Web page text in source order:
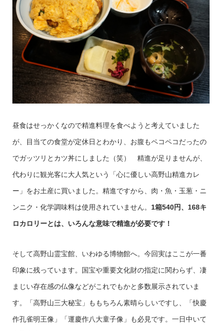
昼食はせっかくなので精進料理を食べようと考えていました
が、目当ての食堂が定休日とわかり、お腹もペコペコだったの
でガッツリとカツ丼にしました（笑） 精進が足りませんが、
代わりに観光客に大人気という「心に優しい高野山精進カレ
ー」をお土産に買いました。精進ですから、肉・魚・玉葱・ニ
ンニク・化学調味料は使用されていません。 1箱540円、168キ
ロカロリーとは、いろんな意味で精進が必要です！
そして高野山霊宝館、いわゆる博物館へ。今回実はここが一番
印象に残っています。国宝や重要文化財の指定に関わらず、凄
まじい存在感の仏像などがこれでもかと多数展示されていま
す。「高野山三大秘宝」ももちろん素晴らしいですし、「快慶
作孔雀明王像」「運慶作八大童子像」も必見です。一日中いて